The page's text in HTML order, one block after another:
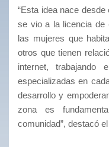
“Esta idea nace
se vio a la licencia de
las mujeres que
otros que tienen
internet, trabajando
especializadas en
desarrollo y
zona es
comunidad”, destacó